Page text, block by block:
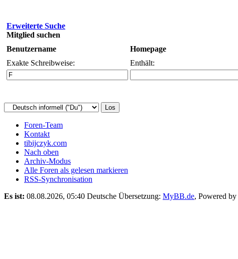
Erweiterte Suche
Mitglied suchen
Benutzername
Homepage
Exakte Schreibweise:
Enthält:
Foren-Team
Kontakt
tibijczyk.com
Nach oben
Archiv-Modus
Alle Foren als gelesen markieren
RSS-Synchronisation
Es ist: 08.08.2026, 05:40 Deutsche Übersetzung: MyBB.de, Powered by